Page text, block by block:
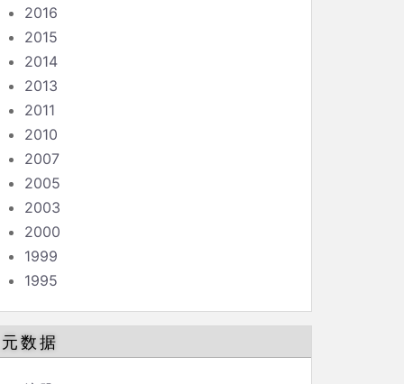
2016
2015
2014
2013
2011
2010
2007
2005
2003
2000
1999
1995
元数据